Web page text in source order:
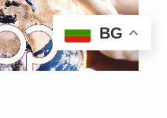
BG